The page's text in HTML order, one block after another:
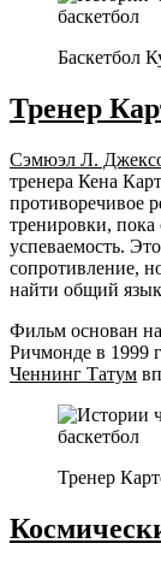
Баскетбол
Тренер
Сэмюэл Л.
тренера Кена
противоречивое
тренировки,
успеваемость.
сопротивление,
найти общий
Фильм основан
Ричмонде в 1999
Ченнинг Татум
Тренер